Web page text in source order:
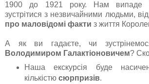
1900 до 1921 року. Нам випаде
зустрітися з незвичайними людьми,
про маловідомі факти з життя
А як ви гадаєте, чи
Володимиром Галактіоновичем?
Наша екскурсія буде
кількістю сюрпризів.